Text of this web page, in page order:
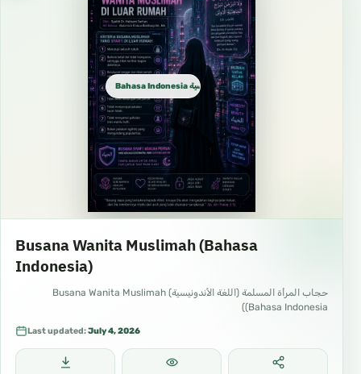
Bahasa Indonesia الإندونيسية
Busana Wanita Muslimah (Bahasa
Indonesia)
حجاب المرأة المسلمة (اللغة الأندونيسية) Busana Wanita Muslimah
(Bahasa Indonesia)
Last updated:July 4, 2026